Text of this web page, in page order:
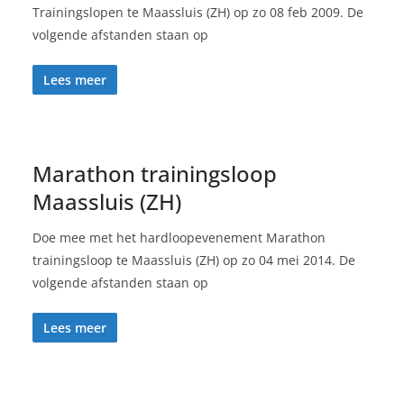
Trainingslopen te Maassluis (ZH) op zo 08 feb 2009. De
volgende afstanden staan op
Lees meer
Marathon trainingsloop
Maassluis (ZH)
Doe mee met het hardloopevenement Marathon
trainingsloop te Maassluis (ZH) op zo 04 mei 2014. De
volgende afstanden staan op
Lees meer